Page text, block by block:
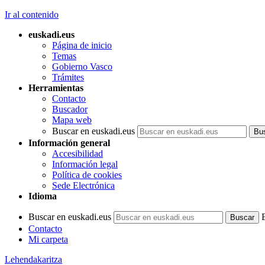
Ir al contenido
euskadi.eus
Página de inicio
Temas
Gobierno Vasco
Trámites
Herramientas
Contacto
Buscador
Mapa web
Buscar en euskadi.eus
Información general
Accesibilidad
Información legal
Política de cookies
Sede Electrónica
Idioma
Buscar en euskadi.eus
Contacto
Mi carpeta
Lehendakaritza